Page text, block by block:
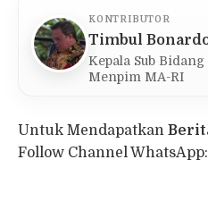
KONTRIBUTOR
Timbul
Kepala Sub
Menpim MA-RI
Untuk Mendapatkan
Follow Channel WhatsApp: